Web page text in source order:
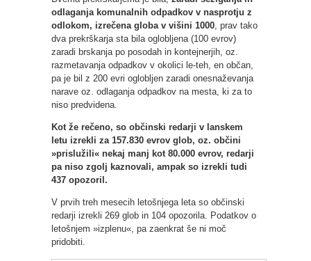
odlaganja komunalnih odpadkov v nasprotju z
odlokom, izrečena globa v višini 1000 , prav tako
dva prekrškarja sta bila oglobljena (100 evrov)
zaradi brskanja po posodah in kontejnerjih, oz.
razmetavanja odpadkov v okolici le-teh, en občan,
pa je bil z 200 evri oglobljen zaradi onesnaževanja
narave oz. odlaganja odpadkov na mesta, ki za to
niso predvidena.
Kot že rečeno, so občinski redarji v lanskem
letu izrekli za 157.830 evrov glob, oz. občini
»prislužili« nekaj manj kot 80.000 evrov, redarji
pa niso zgolj kaznovali, ampak so izrekli tudi
437 opozoril.
V prvih treh mesecih letošnjega leta so občinski
redarji izrekli 269 glob in 104 opozorila. Podatkov o
letošnjem »izplenu«, pa zaenkrat še ni moč
pridobiti.